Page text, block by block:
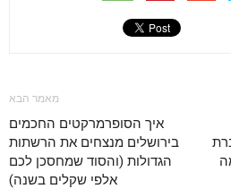
מאמר הבא
איך הסופרמרקטים החכמים
בירושלים מנצחים את הרשתות
הגדולות (והסוד שמחסכן לכם
אלפי שקלים בשנה)